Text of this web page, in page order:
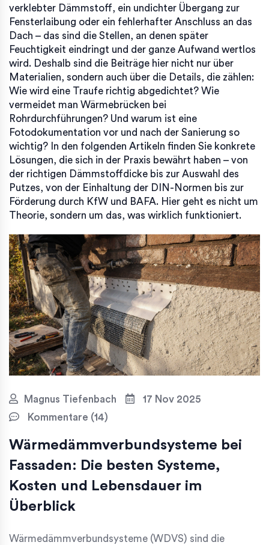
verklebter Dämmstoff, ein undichter Übergang zur
Fensterlaibung oder ein fehlerhafter Anschluss an das
Dach – das sind die Stellen, an denen später
Feuchtigkeit eindringt und der ganze Aufwand wertlos
wird. Deshalb sind die Beiträge hier nicht nur über
Materialien, sondern auch über die Details, die zählen:
Wie wird eine Traufe richtig abgedichtet? Wie
vermeidet man Wärmebrücken bei
Rohrdurchführungen? Und warum ist eine
Fotodokumentation vor und nach der Sanierung so
wichtig? In den folgenden Artikeln finden Sie konkrete
Lösungen, die sich in der Praxis bewährt haben – von
der richtigen Dämmstoffdicke bis zur Auswahl des
Putzes, von der Einhaltung der DIN-Normen bis zur
Förderung durch KfW und BAFA. Hier geht es nicht um
Theorie, sondern um das, was wirklich funktioniert.
Magnus Tiefenbach
17 Nov 2025
Kommentare (14)
Wärmedämmverbundsysteme bei
Fassaden: Die besten Systeme,
Kosten und Lebensdauer im
Überblick
Wärmedämmverbundsysteme (WDVS) sind die